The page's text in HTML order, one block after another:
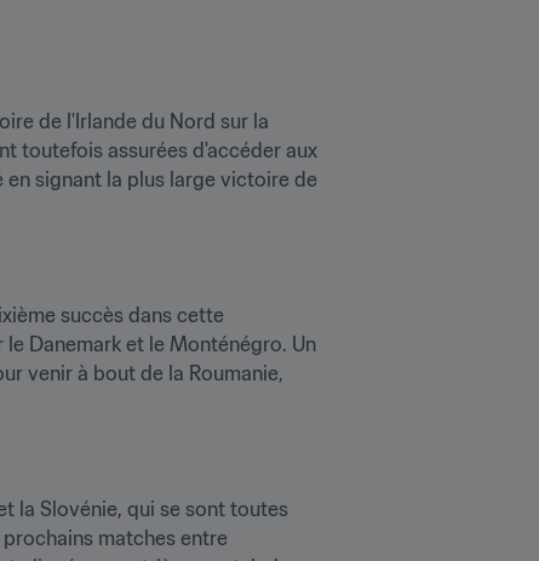
de l'Irlande du Nord sur la
toutefois assurées d'accéder aux
en signant la plus large victoire de
succès dans cette
Danemark et le Monténégro. Un
venir à bout de la Roumanie,
la Slovénie, qui se sont toutes
matches entre